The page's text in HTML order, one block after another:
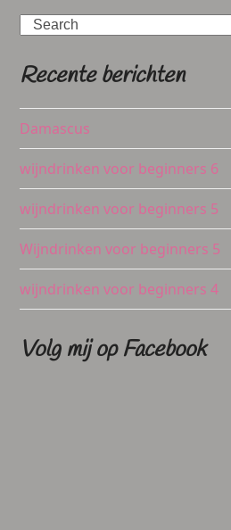
Search
Recente berichten
Damascus
wijndrinken voor beginners 6
wijndrinken voor beginners 5
Wijndrinken voor beginners 5
wijndrinken voor beginners 4
Volg mij op Facebook